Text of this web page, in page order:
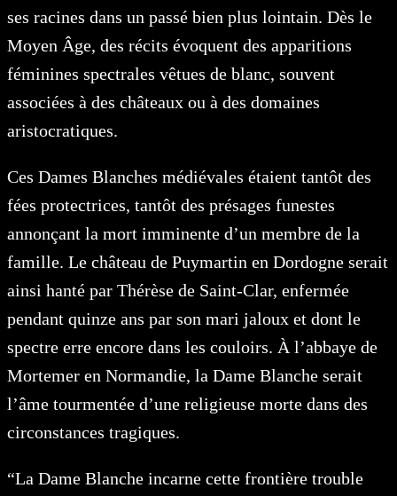
ses racines dans un passé bien plus lointain. Dès le
Moyen Âge, des récits évoquent des apparitions
féminines spectrales vêtues de blanc, souvent
associées à des châteaux ou à des domaines
aristocratiques.
Ces Dames Blanches médiévales étaient tantôt des
fées protectrices, tantôt des présages funestes
annonçant la mort imminente d’un membre de la
famille. Le château de Puymartin en Dordogne serait
ainsi hanté par Thérèse de Saint-Clar, enfermée
pendant quinze ans par son mari jaloux et dont le
spectre erre encore dans les couloirs. À l’abbaye de
Mortemer en Normandie, la Dame Blanche serait
l’âme tourmentée d’une religieuse morte dans des
circonstances tragiques.
“La Dame Blanche incarne cette frontière trouble